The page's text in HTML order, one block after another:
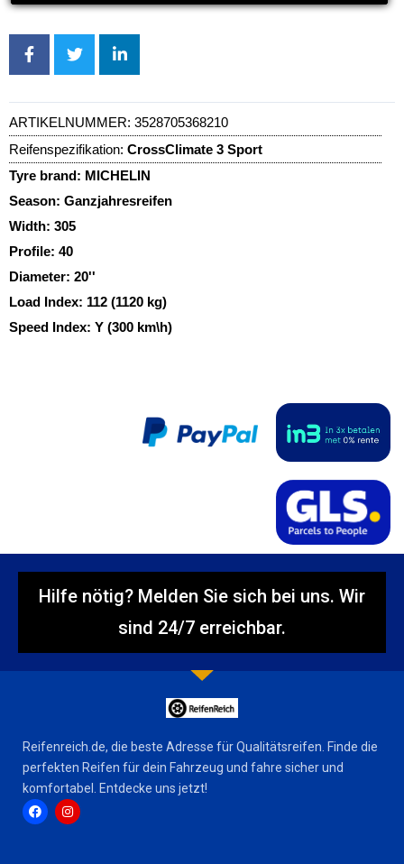
ARTIKELNUMMER: 3528705368210
Reifenspezifikation: CrossClimate 3 Sport
Tyre brand: MICHELIN
Season: Ganzjahresreifen
Width: 305
Profile: 40
Diameter: 20''
Load Index: 112 (1120 kg)
Speed Index: Y (300 km\h)
Hilfe nötig? Melden Sie sich bei uns. Wir
sind 24/7 erreichbar.
Reifenreich.de, die beste Adresse für Qualitätsreifen. Finde die
perfekten Reifen für dein Fahrzeug und fahre sicher und
komfortabel. Entdecke uns jetzt!